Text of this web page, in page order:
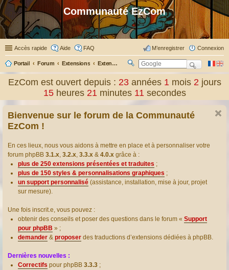
Communauté EzCom
Accès rapide Aide FAQ Connexion
M’enregistrer
Portail Forum Extensions Extensions présentées & traduites
ec
ch
er
EzCom est ouvert depuis : 23 années1 mois2 jours
15 heures21 minutes12 secondes
Bienvenue sur le forum de la Communauté
EzCom !
En ces lieux, nous vous aidons à mettre en place et à personnaliser votre
forum phpBB 3.1.x, 3.2.x, 3.3.x & 4.0.x grâce à :
plus de 250 extensions présentées et traduites ;
plus de 150 styles & personnalisations graphiques ;
un support personnalisé (assistance, installation, mise à jour, projet
sur mesure).
Une fois inscrit.e, vous pouvez :
obtenir des conseils et poser des questions dans le forum « Support
pour phpBB » ;
demander & proposer des traductions d’extensions dédiées à phpBB.
Dernières nouvelles :
Correctifs pour phpBB 3.3.3 ;